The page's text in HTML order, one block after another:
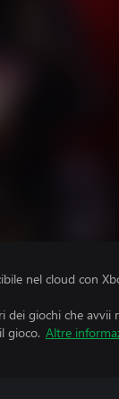
nel cloud con
dei giochi che avvii
gioco. Altre